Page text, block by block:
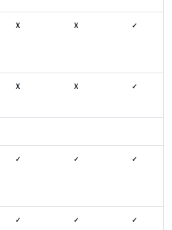
X X ✓
X X ✓
✓ ✓ ✓
✓ ✓ ✓